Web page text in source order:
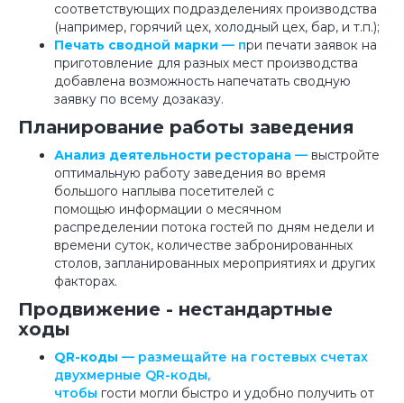
соответствующих подразделениях производства
(например, горячий цех, холодный цех, бар, и т.п.);
Печать сводной марки — при печати заявок на
приготовление для разных мест производства
добавлена возможность напечатать сводную
заявку по всему дозаказу.
Планирование работы заведения
Анализ деятельности ресторана — выстройте
оптимальную работу заведения во время
большого наплыва посетителей с
помощью информации о месячном
распределении потока гостей по дням недели и
времени суток, количестве забронированных
столов, запланированных мероприятиях и других
факторах.
Продвижение - нестандартные
ходы
QR-коды — размещайте на гостевых счетах
двухмерные QR-коды,
чтобы гости могли быстро и удобно получить от